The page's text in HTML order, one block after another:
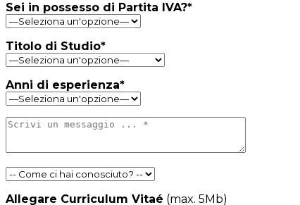
Sei in possesso di Partita IVA?*
Titolo di Studio*
Anni di esperienza*
Allegare Curriculum Vitaé (max. 5Mb)